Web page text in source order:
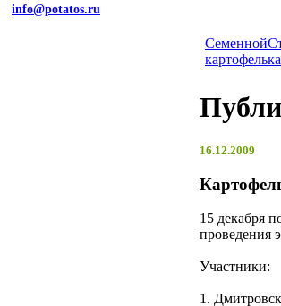
info@potatos.ru
Cеменной
картофель
16.12.2009
15 декабря
проведения
Участники:
1.